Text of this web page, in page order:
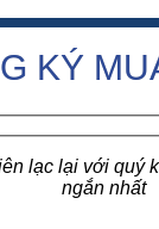
KÝ
lạc lại với quý
ngắn nhất